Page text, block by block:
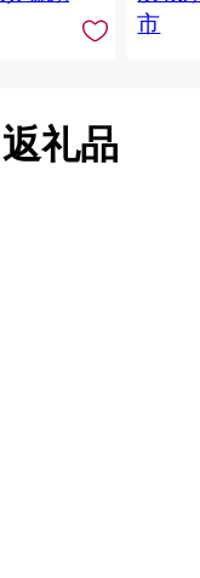
アタイ
市
礼品